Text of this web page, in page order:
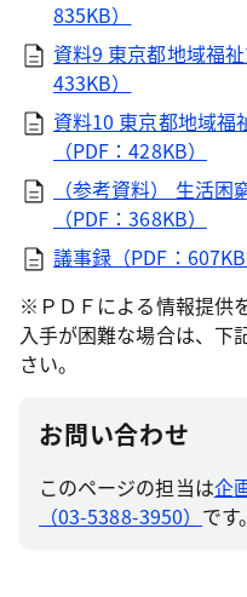
835KB）
資料9 東京都地域福
433KB）
資料10 東京都地域福
（PDF：428KB）
（参考資料） 生活
（PDF：368KB）
議事録（PDF：607KB
※ＰＤＦによる情報提供
入手が困難な場合は、下
さい。
お問い合わせ
このページの担当は企
（03-5388-3950） です。